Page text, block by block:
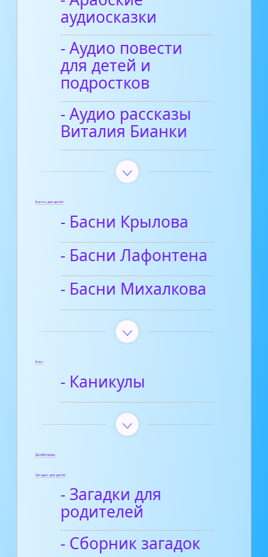
аудиосказки
- Аудио повести
для детей и
подростков
- Аудио рассказы
Виталия Бианки
Басни для детей
- Басни Крылова
- Басни Лафонтена
- Басни Михалкова
Блог
- Каникулы
Диафильмы
Загадки для детей
- Загадки для
родителей
- Сборник загадок